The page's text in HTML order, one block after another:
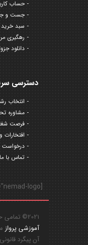
حساب
جست و جو
سبد خرید
رهگیری
دانلود
دسترسی
انتخاب رشته
مشاوره
فرصت
افتخارات
درخواست
تماس با ما
[rev_slider alias="nemad-logo"]
2021© تمامی حقوق این سایت متعلق به
آموزشی پرواز
آن پیگرد